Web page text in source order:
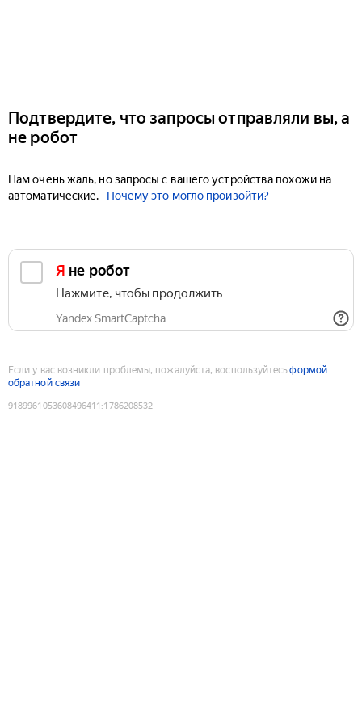
Подтвердите, что запросы отправляли вы, а
не робот
Нам очень жаль, но запросы с вашего устройства похожи на
автоматические.
Почему это могло произойти?
Я не робот
Нажмите, чтобы продолжить
Yandex SmartCaptcha
Если у вас возникли проблемы, пожалуйста, воспользуйтесьформой
обратной связи
9189961053608496411 :1786208532